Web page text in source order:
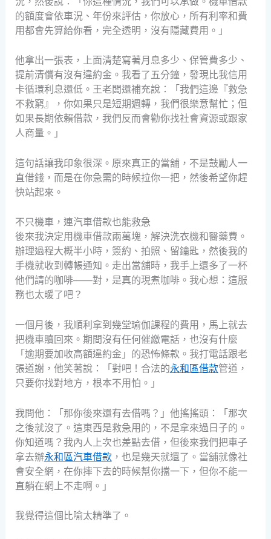
的額度會依車況、年份來評估，你放心，所有利率和費
用都會先算給你看，完全透明，沒有隱藏費用。」
他拿出一張表，上面清楚寫著月息多少、保管費多少、
提前清償有沒有違約金。我看了五分鐘，發現比我信用
卡循環利息還低。王老闆還補充說：「我們這邊『救急
不救窮』，你如果只是短期週轉，我們很樂意幫忙；但
如果長期依賴借款，我們反而會勸你找社會資源或跟家
人商量。」
這句話讓我印象很深。原來真正的當舖，不是鼓勵人一
直借錢，而是在你急需的時候拉你一把，然後希望你趕
快站起來。
不只機車，連汽車借款也能救急
後來我決定用機車借款兩萬塊，解決洗衣機和醫藥費。
辦理過程大概半小時，簽約、拍照、留鑰匙，然後我的
手機就收到轉帳通知。走出當舖時，我手上還多了一杯
他們請的咖啡——對，是真的現煮咖啡。我心想：這服
務也太暖了吧？
一個月後，我順利拿到幾堂瑜伽課程的費用，馬上就去
把機車贖回來。期間沒有任何催繳電話，也沒有什麼
「逾期要加收高額違約金」的恐怖條款。我打電話跟老
張道謝，他笑著說：「對吧！合法的永和區借款管道，
只要你找對地方，根本不用怕。」
我問他：「那你後來還有去借嗎？」他搖搖頭：「那次
之後就沒了。這東西是救急用的，不是拿來過日子的。
你知道嗎？我內人上次也差點去借，但後來我們把車子
拿去辦永和區汽車借款，也是幾天就還了。當舖就像社
會安全網，在你摔下去的時候幫你擋一下，但你不能一
直躺在網上不走啊。」
我覺得這個比喻太精準了。